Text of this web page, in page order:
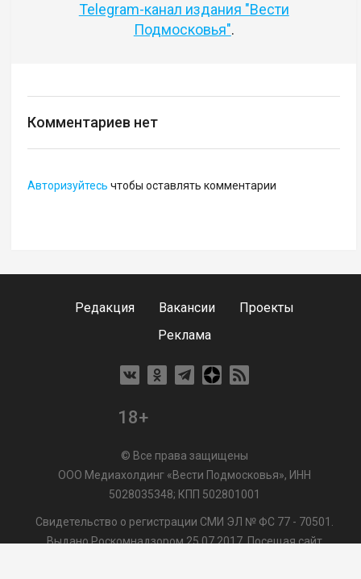
Telegram-канал издания "Вести
Подмосковья".
Комментариев нет
Авторизуйтесь чтобы оставлять комментарии
Редакция Вакансии
Проекты
Реклама
18+
© Все права защищены
ООО Медиахолдинг «Вести Подмосковья», ИНН
5028035348; КПП 502801001
Свидетельство о регистрации СМИ ЭЛ № ФС 77 - 70501.
Выдано Роскомнадзором 25.07.2017. Посещая сайт